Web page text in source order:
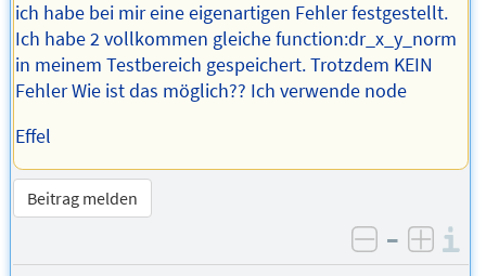
ich habe bei mir eine eigenartigen Fehler festgestellt.
Ich habe 2 vollkommen gleiche function:dr_x_y_norm
in meinem Testbereich gespeichert. Trotzdem KEIN
Fehler Wie ist das möglich?? Ich verwende node
Effel
Beitrag melden
negativ
–